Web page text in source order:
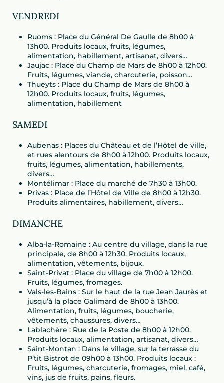
VENDREDI
Ruoms : Place du Général De Gaulle de 8h00 à
13h00. Produits locaux, fruits, légumes,
alimentation, habillement, artisanat, divers…
Jaujac : Place du Champ de Mars de 8h00 à 12h00.
Fruits, légumes, viande, charcuterie, poisson…
Thueyts : Place du Champ de Mars de 8h00 à
12h00. Produits locaux, fruits, légumes,
alimentation, habillement
SAMEDI
Aubenas : Places du Château et de l’Hôtel de ville,
et rues alentours de 8h00 à 12h00. Produits locaux,
fruits, légumes, alimentation, habillements,
divers…
Montélimar : Place du marché de 7h30 à 13h00.
Privas : Place de l’Hôtel de Ville de 8h00 à 12h30.
Produits alimentaires, habillement, divers…
DIMANCHE
Alba-la-Romaine : Au centre du village, dans la rue
principale, de 8h00 à 12h30. Produits locaux,
alimentation, vêtements, bijoux.
Saint-Privat : Place du village de 7h00 à 12h00.
Fruits, légumes, fromages.
Vals-les-Bains : Sur le haut de la rue Jean Jaurès et
jusqu’à la place Galimard de 8h00 à 13h00.
Alimentation, fruits, légumes, boucherie,
vêtements, chaussures, divers…
Lablachère : Rue de la Poste de 8h00 à 12h00.
Produits locaux, alimentation, artisanat, divers…
Saint-Montan : Dans le village, sur la terrasse du
P’tit Bistrot de 09h00 à 13h00. Produits locaux :
Fruits, légumes, charcuterie, fromages, miel, café,
vins, jus de fruits, pains, fleurs.